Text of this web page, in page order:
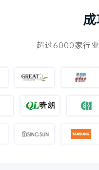
超过6000家行